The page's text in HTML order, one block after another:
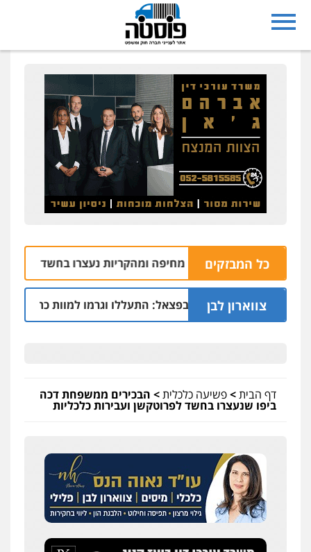
כל המבזקים
שני צעירים מחיפה ומהקריות נעצרו בחשד להתחזות
צווארון לבן
חוות התנינים בפצאל: התעללו וגרמו למוות כתוצאה מקניבליזם
דף הבית>פשיעה כלכלית> הבכירים ממשפחת דכה
ביפו שנעצרו בחשד לפרוטקשן ועבירות כלכליות